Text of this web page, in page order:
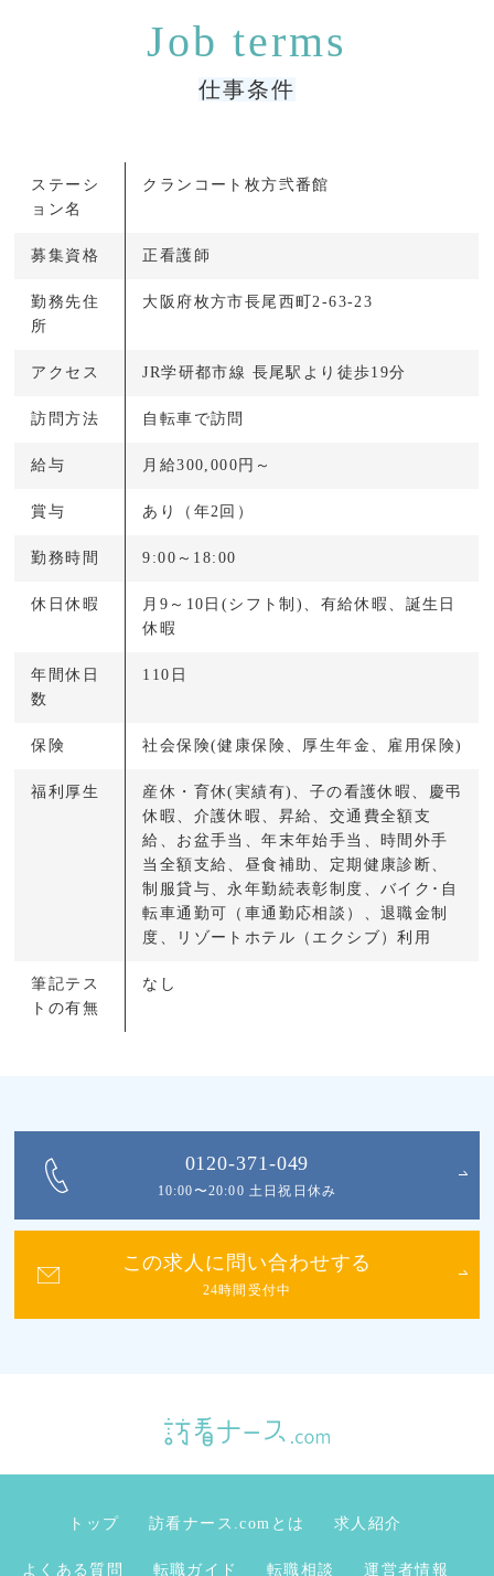
仕事条件
ステーシ
ョン名
クランコート枚方弐番館
募集資格 正看護師
勤務先住
所
大阪府枚方市長尾西町2-63-23
アクセス JR学研都市線 長尾駅より徒歩19分
訪問方法 自転車で訪問
給与 月給300,000円～
賞与 あり（年2回）
勤務時間 9:00～18:00
休日休暇
月9～10日(シフト制)、有給休暇、誕生日
休暇
年間休日
数
110日
保険 社会保険(健康保険、厚生年金、雇用保険)
福利厚生
産休・育休(実績有)、子の看護休暇、慶弔
休暇、介護休暇、昇給、交通費全額支
給、お盆手当、年末年始手当、時間外手
当全額支給、昼食補助、定期健康診断、
制服貸与、永年勤続表彰制度、バイク･自
転車通勤可（車通勤応相談）、退職金制
度、リゾートホテル（エクシブ）利用
筆記テス
トの有無
なし
0120-371-049
10:00〜20:00 土日祝日休み
この求人に問い合わせする
24時間受付中
トップ 訪看ナース.comとは 求人紹介
よくある質問 転職ガイド 転職相談 運営者情報